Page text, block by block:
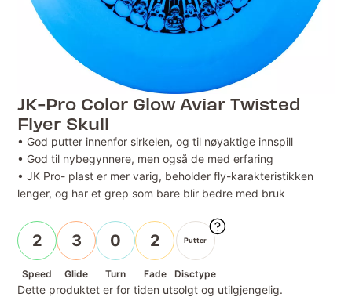
JK-Pro Color Glow Aviar Twisted
Flyer Skull
• God putter innenfor sirkelen, og til nøyaktige innspill
• God til nybegynnere, men også de med erfaring
• JK Pro- plast er mer varig, beholder fly-karakteristikken
lenger, og har et grep som bare blir bedre med bruk
2
Speed
3
Glide
0
Turn
2
Fade
Putter
Disctype
Dette produktet er for tiden utsolgt og utilgjengelig.